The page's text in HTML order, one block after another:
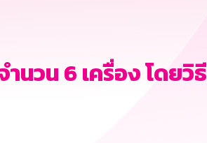
นวน 6 เครื่อง โดยวิธี